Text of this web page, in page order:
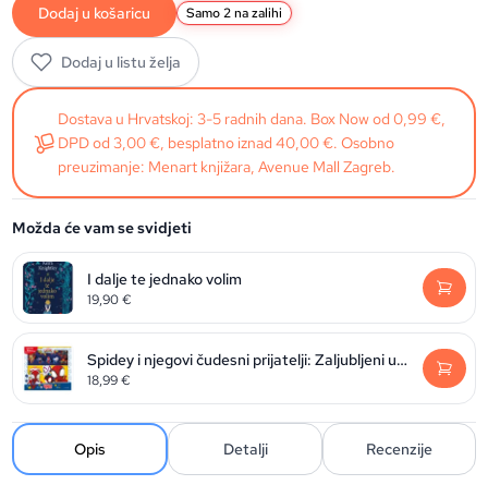
Dodaj u košaricu Samo 2 na zalihi
Dodaj u listu želja
Dostava u Hrvatskoj: 3-5 radnih dana. Box Now od 0,99 €,
DPD od 3,00 €, besplatno iznad 40,00 €. Osobno
preuzimanje: Menart knjižara, Avenue Mall Zagreb.
Možda će vam se svidjeti
I dalje te jednako volim
19,90€
Spidey i njegovi čudesni prijatelji: Zaljubljeni u priče
18,99€
Opis Detalji Recenzije